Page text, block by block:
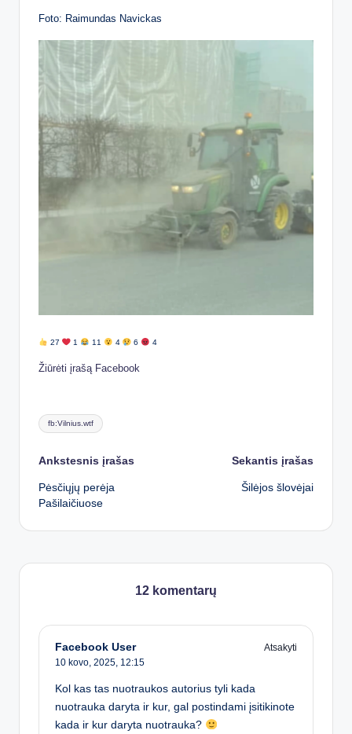
Foto: Raimundas Navickas
27 1 11 4 6 4
Žiūrėti įrašą Facebook
Tags:
fb:Vilnius.wtf
Post
navigation
Ankstesnis įrašas
Pėsčiųjų perėja
Pašilaičiuose
Sekantis įrašas
Šilėjos šlovėjai
12 komentarų
Facebook User
Atsakyti
10 kovo, 2025, 12:15
Kol kas tas nuotraukos autorius tyli kada
nuotrauka daryta ir kur, gal postindami įsitikinote
kada ir kur daryta nuotrauka?